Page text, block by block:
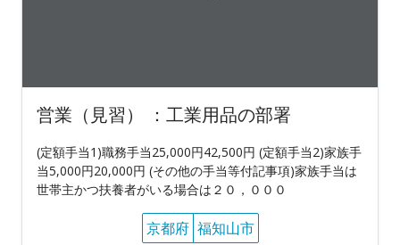
営業（見習） ：工業用品の部署
(定額手当1)職務手当25,000円42,500円 (定額手当2)家族手
当5,000円20,000円 (その他の手当等付記事項)家族手当は
世帯主かつ扶養者がいる場合は２０，０００
京都府 福知山市